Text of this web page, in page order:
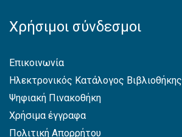
Χρήσιμοι σύνδεσμοι
Επικοινωνία
Ηλεκτρονικός Κατάλογος Βιβλιοθήκης
Ψηφιακή Πινακοθήκη
Χρήσιμα έγγραφα
Πολιτική Απορρήτου